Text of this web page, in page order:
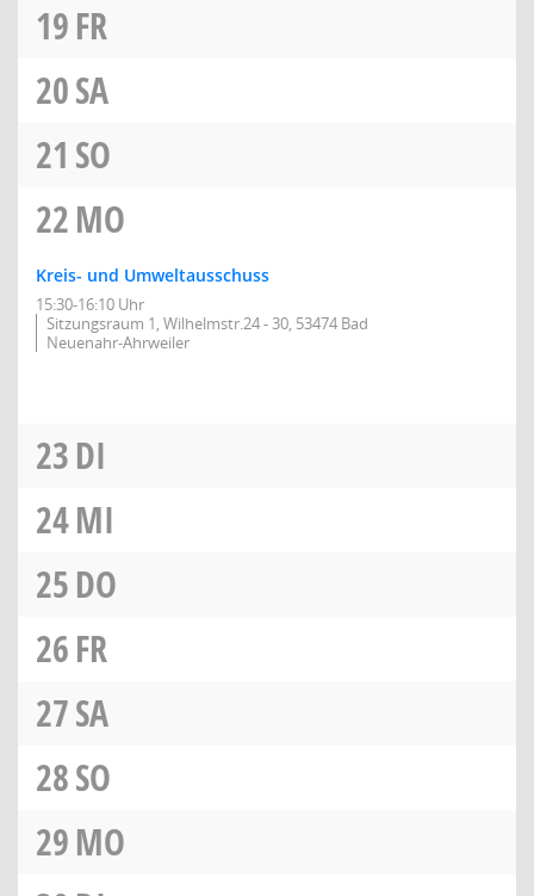
19FR
20SA
21 SO
22MO
Kreis- und Umweltausschuss
15:30-16:10 Uhr
Sitzungsraum 1, Wilhelmstr.24 - 30, 53474 Bad
Neuenahr-Ahrweiler
23DI
24MI
25DO
26FR
27SA
28SO
29MO